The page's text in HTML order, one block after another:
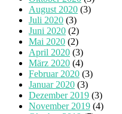
August 2020 (3)
Juli 2020 (3)
Juni 2020 (2)
Mai 2020 (2)
April 2020 (3)
März 2020 (4)
Februar 2020 (3)
Januar 2020 (3)
Dezember 2019 (3)
November 2019 (4)